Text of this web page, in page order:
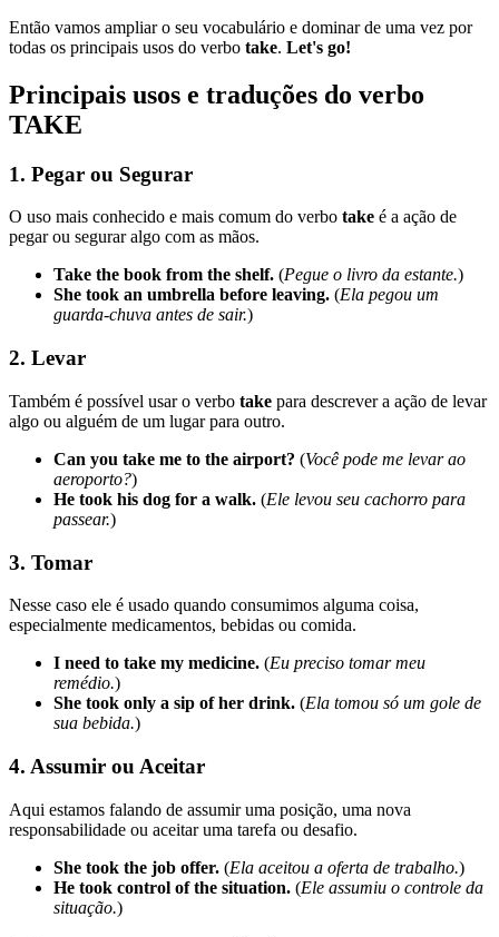
Então vamos ampliar o seu vocabulário e dominar de uma vez por
todas os principais usos do verbo take. Let's go!
Principais usos e traduções do verbo
TAKE
1. Pegar ou Segurar
O uso mais conhecido e mais comum do verbo take é a ação de
pegar ou segurar algo com as mãos.
Take the book from the shelf. (Pegue o livro da estante.)
She took an umbrella before leaving. (Ela pegou um
guarda-chuva antes de sair.)
2. Levar
Também é possível usar o verbo take para descrever a ação de levar
algo ou alguém de um lugar para outro.
Can you take me to the airport? (Você pode me levar ao
aeroporto?)
He took his dog for a walk. (Ele levou seu cachorro para
passear.)
3. Tomar
Nesse caso ele é usado quando consumimos alguma coisa,
especialmente medicamentos, bebidas ou comida.
I need to take my medicine. (Eu preciso tomar meu
remédio.)
She took only a sip of her drink. (Ela tomou só um gole de
sua bebida.)
4. Assumir ou Aceitar
Aqui estamos falando de assumir uma posição, uma nova
responsabilidade ou aceitar uma tarefa ou desafio.
She took the job offer. (Ela aceitou a oferta de trabalho.)
He took control of the situation. (Ele assumiu o controle da
situação.)